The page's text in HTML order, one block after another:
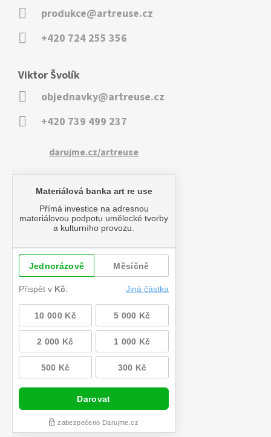
produkce@artreuse.cz
+420 724 255 356
Viktor Švolík
objednavky@artreuse.cz
+420 739 499 237
darujme.cz/artreuse